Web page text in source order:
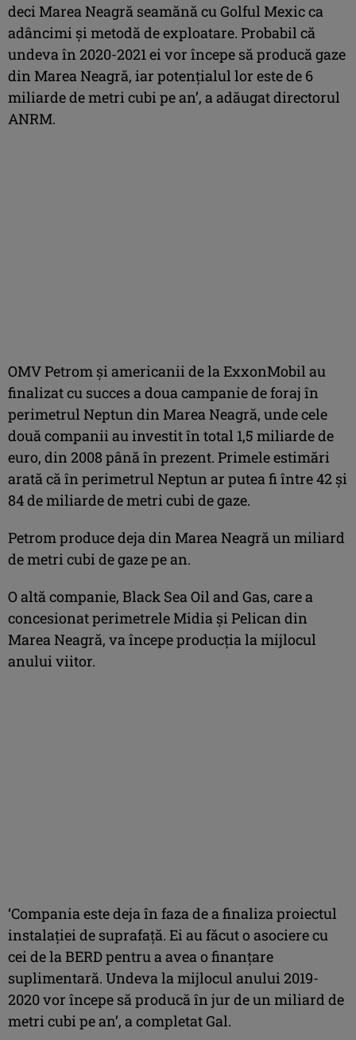
deci Marea Neagră seamănă cu Golful Mexic ca
adâncimi şi metodă de exploatare. Probabil că
undeva în 2020-2021 ei vor începe să producă gaze
din Marea Neagră, iar potenţialul lor este de 6
miliarde de metri cubi pe an’, a adăugat directorul
ANRM.
OMV Petrom şi americanii de la ExxonMobil au
finalizat cu succes a doua campanie de foraj în
perimetrul Neptun din Marea Neagră, unde cele
două companii au investit în total 1,5 miliarde de
euro, din 2008 până în prezent. Primele estimări
arată că în perimetrul Neptun ar putea fi între 42 şi
84 de miliarde de metri cubi de gaze.
Petrom produce deja din Marea Neagră un miliard
de metri cubi de gaze pe an.
O altă companie, Black Sea Oil and Gas, care a
concesionat perimetrele Midia şi Pelican din
Marea Neagră, va începe producţia la mijlocul
anului viitor.
‘Compania este deja în faza de a finaliza proiectul
instalaţiei de suprafaţă. Ei au făcut o asociere cu
cei de la BERD pentru a avea o finanţare
suplimentară. Undeva la mijlocul anului 2019-
2020 vor începe să producă în jur de un miliard de
metri cubi pe an’, a completat Gal.